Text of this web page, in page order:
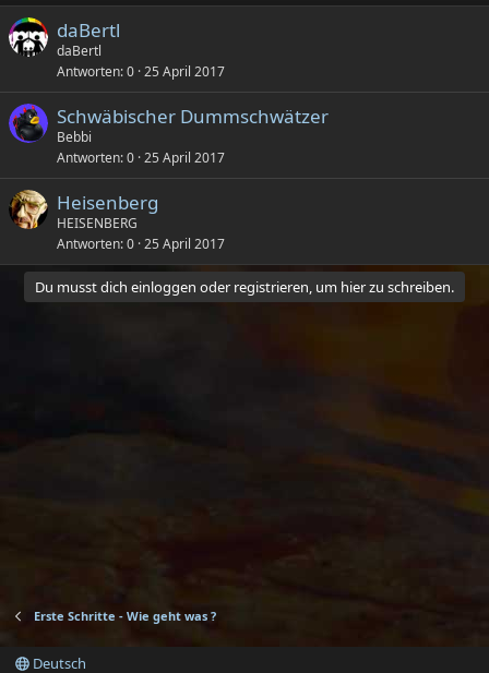
daBertl
daBertl
Antworten 0 25 April 2017
Schwäbischer Dummschwätzer
Bebbi
Antworten 0 25 April 2017
Heisenberg
HEISENBERG
Antworten 0 25 April 2017
Du musst dich einloggen oder registrieren, um hier zu schreiben.
Erste Schritte - Wie geht was ?
Deutsch